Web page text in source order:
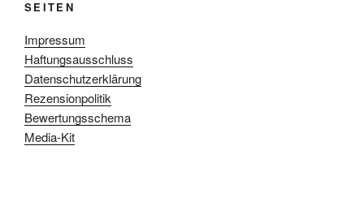
SEITEN
Impressum
Haftungsausschluss
Datenschutzerklärung
Rezensionpolitik
Bewertungsschema
Media-Kit